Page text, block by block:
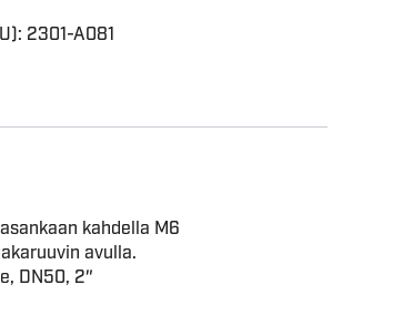
2301-A081
kahdella M6
avulla.
DN50, 2″